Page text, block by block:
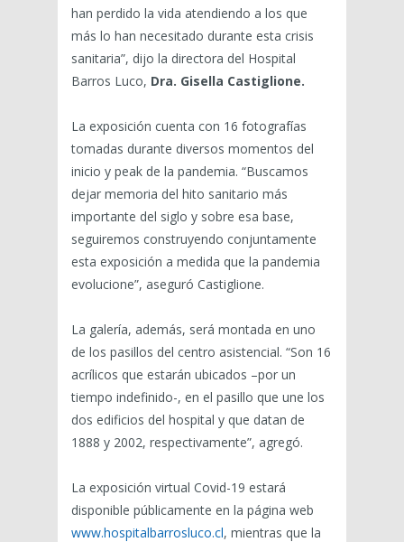
han perdido la vida atendiendo a los que
más lo han necesitado durante esta crisis
sanitaria”, dijo la directora del Hospital
Barros Luco, Dra. Gisella Castiglione.
La exposición cuenta con 16 fotografías
tomadas durante diversos momentos del
inicio y peak de la pandemia. “Buscamos
dejar memoria del hito sanitario más
importante del siglo y sobre esa base,
seguiremos construyendo conjuntamente
esta exposición a medida que la pandemia
evolucione”, aseguró Castiglione.
La galería, además, será montada en uno
de los pasillos del centro asistencial. “Son 16
acrílicos que estarán ubicados –por un
tiempo indefinido-, en el pasillo que une los
dos edificios del hospital y que datan de
1888 y 2002, respectivamente”, agregó.
La exposición virtual Covid-19 estará
disponible públicamente en la página web
www.hospitalbarrosluco.cl, mientras que la